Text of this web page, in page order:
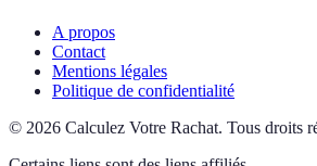
A propos
Contact
Mentions légales
Politique de confidentialité
© 2026 Calculez Votre Rachat. Tous droits